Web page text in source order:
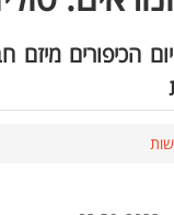
הכיפורים